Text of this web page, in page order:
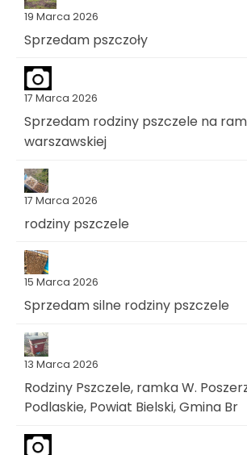
19 Marca 2026
Sprzedam pszczoły
17 Marca 2026
Sprzedam rodziny pszczele na
warszawskiej
17 Marca 2026
rodziny pszczele
15 Marca 2026
Sprzedam silne rodziny pszczele
13 Marca 2026
Rodziny Pszczele, ramka W.
Podlaskie, Powiat Bielski, Gmina Br